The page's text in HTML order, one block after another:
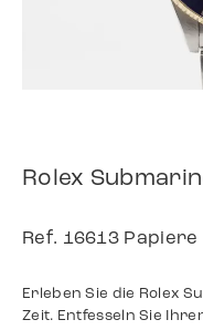
Rolex
Ref. 16613 Papiere
Erleben Sie die Rolex
Zeit. Entfesseln Sie